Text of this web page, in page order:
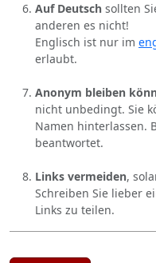
Auf Deutsch sollten
anderen es nicht!
Englisch ist nur im
erlaubt.
Anonym bleiben
nicht unbedingt. Sie
Namen hinterlassen.
beantwortet.
Links vermeiden,
Schreiben Sie lieber
Links zu teilen.